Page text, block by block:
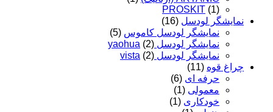
PROSKIT (1)
نمایشگر لودسل (16)
نمایشگر لودسل کاموس (5)
نمایشگر لودسل yaohua (2)
نمایشگر لودسل vista (2)
چراغ قوه (11)
حرفه ای (6)
معمولی (1)
خودکاری (1)